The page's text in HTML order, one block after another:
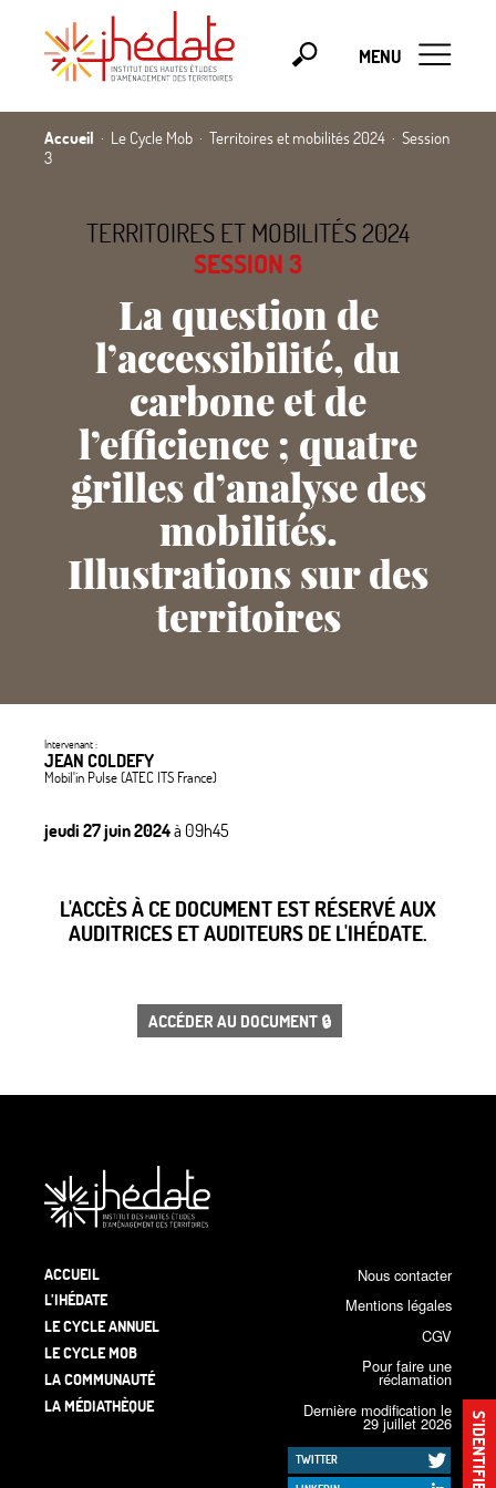
MENU
S’IDENTIFIER
Accueil Le Cycle Mob Territoires et mobilités 2024
Session
3
TERRITOIRES ET MOBILITÉS 2024
SESSION 3
La question de
l’accessibilité, du
carbone et de
l’efficience ; quatre
grilles d’analyse des
mobilités.
Illustrations sur des
territoires
Intervenant :
JEAN COLDEFY
Mobil'in Pulse (ATEC ITS France)
jeudi 27 juin 2024à 09h45
L'ACCÈS À CE DOCUMENT EST RÉSERVÉ AUX
AUDITRICES ET AUDITEURS DE L'IHÉDATE.
ACCÉDER AU DOCUMENT 🔒
ACCUEIL
L’IHÉDATE
LE CYCLE ANNUEL
LE CYCLE MOB
LA COMMUNAUTÉ
LA MÉDIATHÈQUE
Nous contacter
Mentions légales
CGV
Pour faire une
réclamation
Dernière modification le
29 juillet 2026
TWITTER